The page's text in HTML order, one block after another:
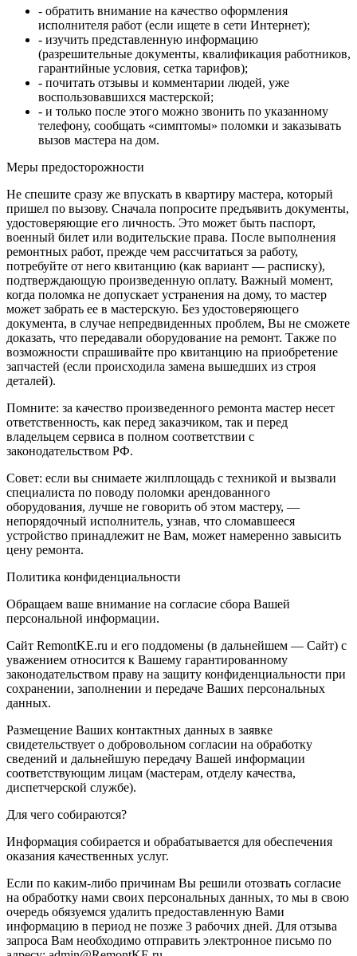
- обратить внимание на качество оформления
исполнителя работ (если ищете в сети Интернет);
- изучить представленную информацию
(разрешительные документы, квалификация работников,
гарантийные условия, сетка тарифов);
- почитать отзывы и комментарии людей, уже
воспользовавшихся мастерской;
- и только после этого можно звонить по указанному
телефону, сообщать «симптомы» поломки и заказывать
вызов мастера на дом.
Меры предосторожности
Не спешите сразу же впускать в квартиру мастера, который
пришел по вызову. Сначала попросите предъявить документы,
удостоверяющие его личность. Это может быть паспорт,
военный билет или водительские права. После выполнения
ремонтных работ, прежде чем рассчитаться за работу,
потребуйте от него квитанцию (как вариант — расписку),
подтверждающую произведенную оплату. Важный момент,
когда поломка не допускает устранения на дому, то мастер
может забрать ее в мастерскую. Без удостоверяющего
документа, в случае непредвиденных проблем, Вы не сможете
доказать, что передавали оборудование на ремонт. Также по
возможности спрашивайте про квитанцию на приобретение
запчастей (если происходила замена вышедших из строя
деталей).
Помните: за качество произведенного ремонта мастер несет
ответственность, как перед заказчиком, так и перед
владельцем сервиса в полном соответствии с
законодательством РФ.
Совет: если вы снимаете жилплощадь с техникой и вызвали
специалиста по поводу поломки арендованного
оборудования, лучше не говорить об этом мастеру, —
непорядочный исполнитель, узнав, что сломавшееся
устройство принадлежит не Вам, может намеренно завысить
цену ремонта.
Политика конфиденциальности
Обращаем ваше внимание на согласие сбора Вашей
персональной информации.
Сайт RemontKE.ru и его поддомены (в дальнейшем — Сайт) с
уважением относится к Вашему гарантированному
законодательством праву на защиту конфиденциальности при
сохранении, заполнении и передаче Ваших персональных
данных.
Размещение Ваших контактных данных в заявке
свидетельствует о добровольном согласии на обработку
сведений и дальнейшую передачу Вашей информации
соответствующим лицам (мастерам, отделу качества,
диспетчерской службе).
Для чего собираются?
Информация собирается и обрабатывается для обеспечения
оказания качественных услуг.
Если по каким-либо причинам Вы решили отозвать согласие
на обработку нами своих персональных данных, то мы в свою
очередь обязуемся удалить предоставленную Вами
информацию в период не позже 3 рабочих дней. Для отзыва
запроса Вам необходимо отправить электронное письмо по